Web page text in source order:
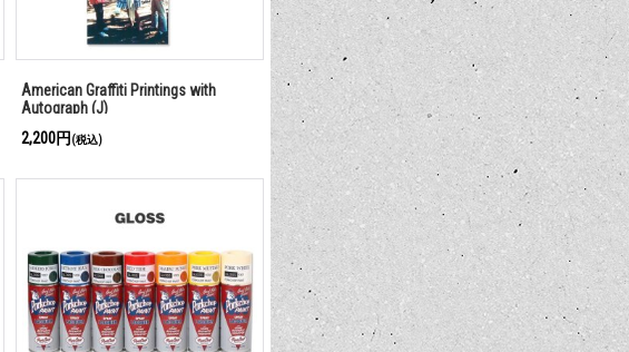
American Graffiti Printings with
Autograph (J)
2,200円 (税込)